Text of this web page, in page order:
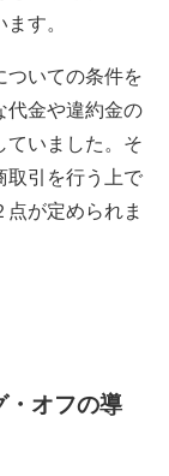
す。
ついての条件を
代金や違約金の
ていました。そ
取引を行う上で
が定められま
・オフの導